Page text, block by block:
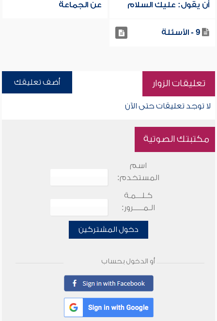
أن يقول: عليك السلام
عن الجماعة
9 - الأسئلة
تعليقات الزوار أضف تعليقك
لا توجد تعليقات حتى الآن
مكتبتك الصوتية
اسم
المستخدم:
كـلـــمـة
الـمـــــرور:
دخول المشتركين
أو الدخول بحساب